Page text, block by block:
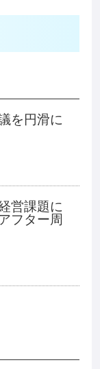
を円滑に
営課題に
フター周